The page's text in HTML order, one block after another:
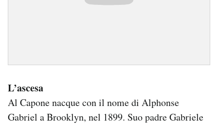
L’ascesa
Al Capone nacque con il nome di Alphonse
Gabriel a Brooklyn, nel 1899. Suo padre Gabriele